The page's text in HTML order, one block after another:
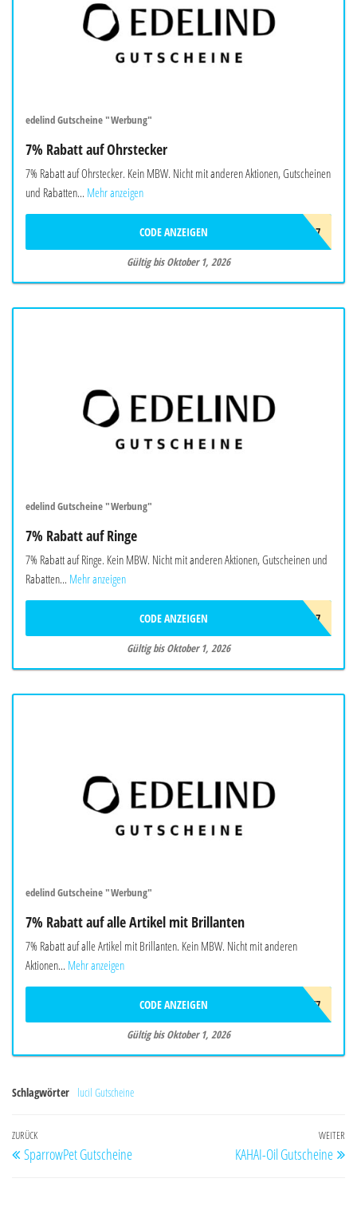
edelind Gutscheine "Werbung"
7% Rabatt auf Ohrstecker
7% Rabatt auf Ohrstecker. Kein MBW. Nicht mit anderen Aktionen, Gutscheinen
und Rabatten... Mehr anzeigen
OHR7
CODE ANZEIGEN
Gültig bis Oktober 1, 2026
edelind Gutscheine "Werbung"
7% Rabatt auf Ringe
7% Rabatt auf Ringe. Kein MBW. Nicht mit anderen Aktionen, Gutscheinen und
Rabatten... Mehr anzeigen
RING7
CODE ANZEIGEN
Gültig bis Oktober 1, 2026
edelind Gutscheine "Werbung"
7% Rabatt auf alle Artikel mit Brillanten
7% Rabatt auf alle Artikel mit Brillanten. Kein MBW. Nicht mit anderen
Aktionen... Mehr anzeigen
DMT7
CODE ANZEIGEN
Gültig bis Oktober 1, 2026
Schlagwörter lucil Gutscheine
Beitragsnavigation
Vorheriger
Beitrag
ZURÜCK
SparrowPet Gutscheine
WEITER
KAHAI-Oil Gutscheine